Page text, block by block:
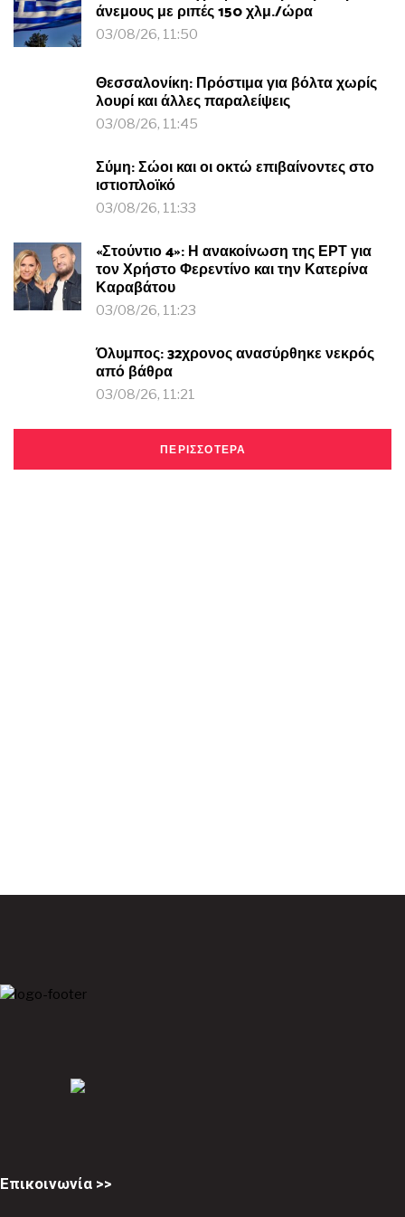
άνεμους με ριπές 150 χλμ./ώρα
03/08/26, 11:50
Θεσσαλονίκη: Πρόστιμα για βόλτα χωρίς
λουρί και άλλες παραλείψεις
03/08/26, 11:45
Σύμη: Σώοι και οι οκτώ επιβαίνοντες στο
ιστιοπλοϊκό
03/08/26, 11:33
«Στούντιο 4»: Η ανακοίνωση της ΕΡΤ για
τον Χρήστο Φερεντίνο και την Κατερίνα
Καραβάτου
03/08/26, 11:23
Όλυμπος: 32χρονος ανασύρθηκε νεκρός
από βάθρα
03/08/26, 11:21
ΠΕΡΙΣΣΟΤΕΡΑ
Επικοινωνία >>